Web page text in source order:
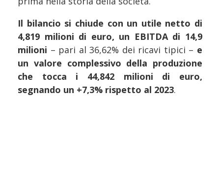
Il bilancio si chiude con un utile netto di
4,819 milioni di euro, un EBITDA di 14,9
milioni – pari al 36,62% dei ricavi tipici – e
un valore complessivo della produzione
che tocca i 44,842 milioni di euro,
segnando un +7,3% rispetto al 2023.